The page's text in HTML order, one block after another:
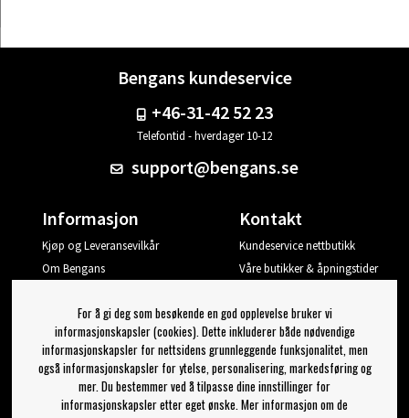
Bengans kundeservice
+46-31-42 52 23
Telefontid - hverdager 10-12
support@bengans.se
Informasjon
Kjøp og Leveransevilkår
Om Bengans
Kontakt
Kundeservice nettbutikk
Våre butikker & åpningstider
Logg ut
Jeg vil ha tips fra Bengans
OK
For å gi deg som besøkende en god opplevelse bruker vi
informasjonskapsler (cookies). Dette inkluderer både nødvendige
informasjonskapsler for nettsidens grunnleggende funksjonalitet, men
også informasjonskapsler for ytelse, personalisering, markedsføring og
mer. Du bestemmer ved å tilpasse dine innstillinger for
informasjonskapsler etter eget ønske. Mer informasjon om de